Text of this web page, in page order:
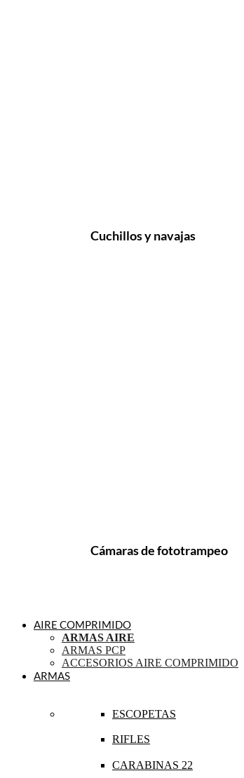
Cuchillos y navajas
Cámaras de fototrampeo
AIRE COMPRIMIDO
ARMAS AIRE
ARMAS PCP
ACCESORIOS AIRE COMPRIMIDO
ARMAS
ESCOPETAS
RIFLES
CARABINAS 22